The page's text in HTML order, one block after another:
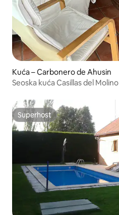
Kuća – Carbonero de Ahusin
Seoska kuća Casillas del Molino
Superhost
Superhost